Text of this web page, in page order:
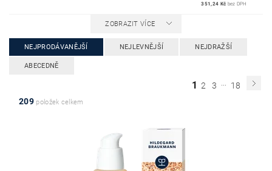
351,24 Kč bez DPH
ZOBRAZIT VÍCE
NEJPRODÁVANĚJŠÍ NEJLEVNĚJŠÍ NEJDRAŽŠÍ
ABECEDNĚ
1 2 3 ... 18
209položek celkem